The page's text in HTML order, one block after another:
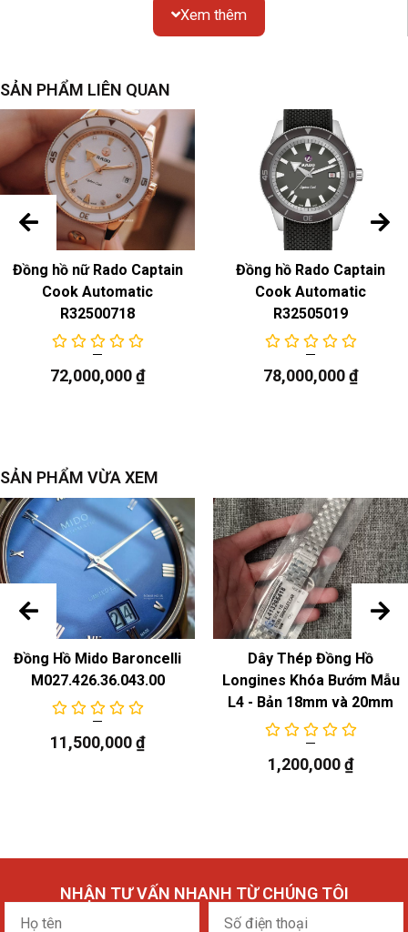
: 30 mét
Dial
Màu sắc & Chất liệu: bạc
Dây đeo đồng hồ
Màu sắc & Chất liệu: Thép không gỉ màu bạc
Khóa
dây đeo : Khóa gấp bằng thép không gỉ
Chuyển động
Chức năng
Xem thêm
SẢN PHẨM LIÊN QUAN
Đồng hồ nữ Rado Captain
Cook Automatic
R32500718
72,000,000₫
Đồng hồ Rado Captain
Cook Automatic
R32505019
78,000,000₫
SẢN PHẨM VỪA XEM
Đồng Hồ Mido Baroncelli
M027.426.36.043.00
11,500,000₫
Dây Thép Đồng Hồ
Longines Khóa Bướm Mẫu
L4 - Bản 18mm và 20mm
1,200,000₫
NHẬN TƯ VẤN NHANH TỪ CHÚNG TÔI
Họ